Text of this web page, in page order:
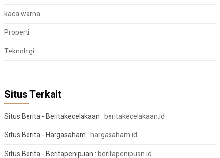
kaca warna
Properti
Teknologi
Situs Terkait
Situs Berita - Beritakecelakaan : beritakecelakaan.id
Situs Berita - Hargasaham : hargasaham.id
Situs Berita - Beritapenipuan : beritapenipuan.id